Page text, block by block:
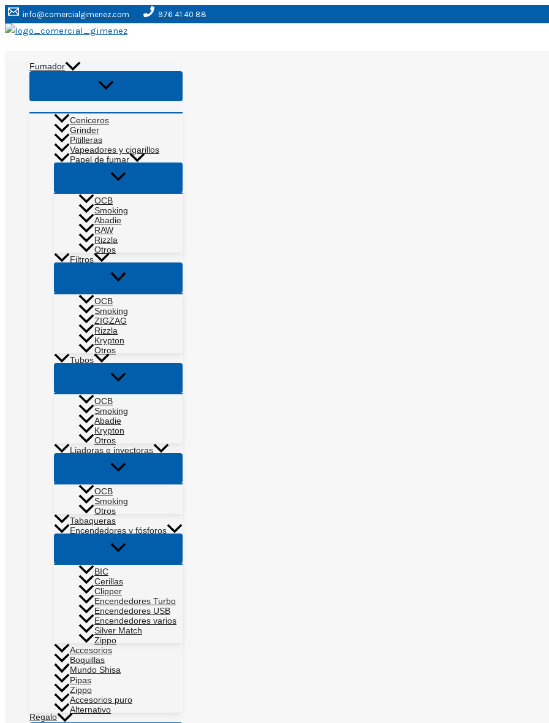
Ir
al
info@comercialgimenez.com 976 41 40 88
Fumador
Alternar
Ceniceros
Grinder
Pitilleras
Vapeadores y cigarillos
Papel de fumar
Alternar
OCB
Smoking
Abadie
RAW
Rizzla
Otros
Filtros
Alternar
OCB
Smoking
ZIGZAG
Rizzla
Krypton
Otros
Tubos
Alternar
OCB
Smoking
Abadie
Krypton
Otros
Liadoras e inyectoras
Alternar
OCB
Smoking
Otros
Tabaqueras
Encendedores y fósforos
Alternar
BIC
Cerillas
Clipper
Encendedores Turbo
Encendedores USB
Encendedores varios
Silver Match
Zippo
Accesorios
Boquillas
Mundo Shisa
Pipas
Zippo
Accesorios puro
Alternativo
Regalo